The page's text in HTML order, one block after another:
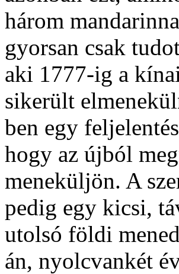
három
gyorsan csak
aki 1777-ig a
sikerült
ben egy
hogy az újból
meneküljön. A
pedig egy kicsi,
utolsó földi
án, nyolcvankét